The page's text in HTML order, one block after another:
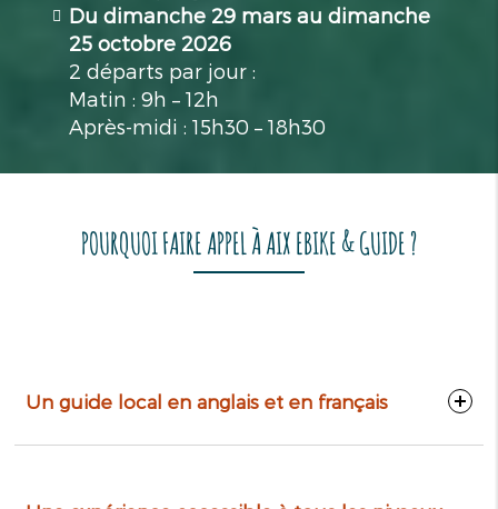
Du dimanche 29 mars au dimanche
25 octobre 2026
2 départs par jour :
Matin : 9h – 12h
Après-midi : 15h30 – 18h30
POURQUOI FAIRE APPEL À AIX EBIKE & GUIDE ?
Un guide local en anglais et en français